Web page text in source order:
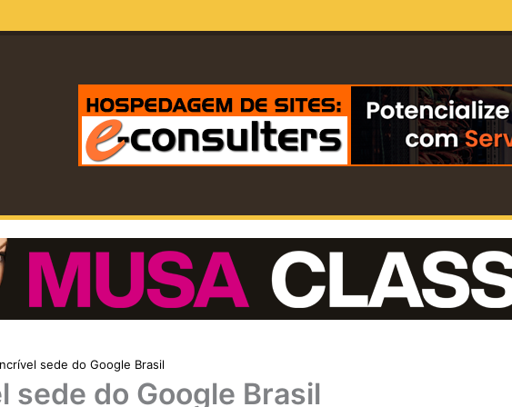
sede do Google Brasil
sede do Google Brasil